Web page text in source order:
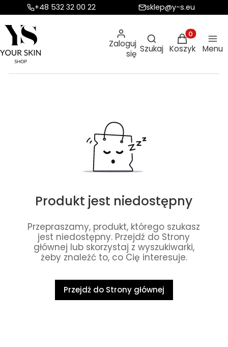
+48 532 32 00 22 sklep@y-s.eu
Zaloguj
się
Otwórz
Szukaj
Produkty w
Koszyk Menu
Produkt jest niedostępny
Przepraszamy, produkt, którego szukasz
jest niedostępny. Przejdź do Strony
głównej lub skorzystaj z wyszukiwarki,
żeby znaleźć to, co Cię interesuje.
Przejdź do Strony głównej